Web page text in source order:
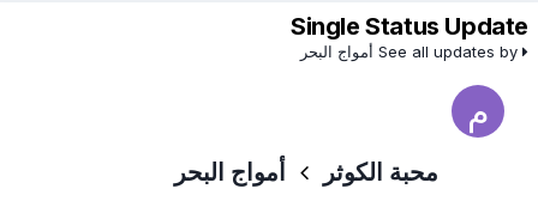
Single Status Update
محبة الكوثر أمواج البحر